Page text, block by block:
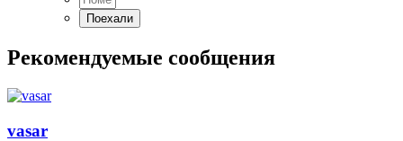
Рекомендуемые сообщения
vasar